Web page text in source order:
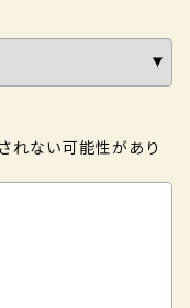
れない可能性があり